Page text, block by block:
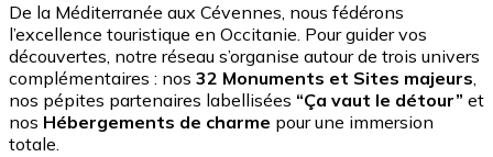
De la Méditerranée aux Cévennes, nous fédérons
l’excellence touristique en Occitanie. Pour guider vos
découvertes, notre réseau s’organise autour de trois univers
complémentaires : nos 32 Monuments et Sites majeurs,
nos pépites partenaires labellisées “Ça vaut le détour” et
nos Hébergements de charme pour une immersion
totale.